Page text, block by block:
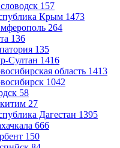
157
Крым 1473
264
136
135
Султан 1416
область 1413
1042
58
27
Дагестан 1395
666
150